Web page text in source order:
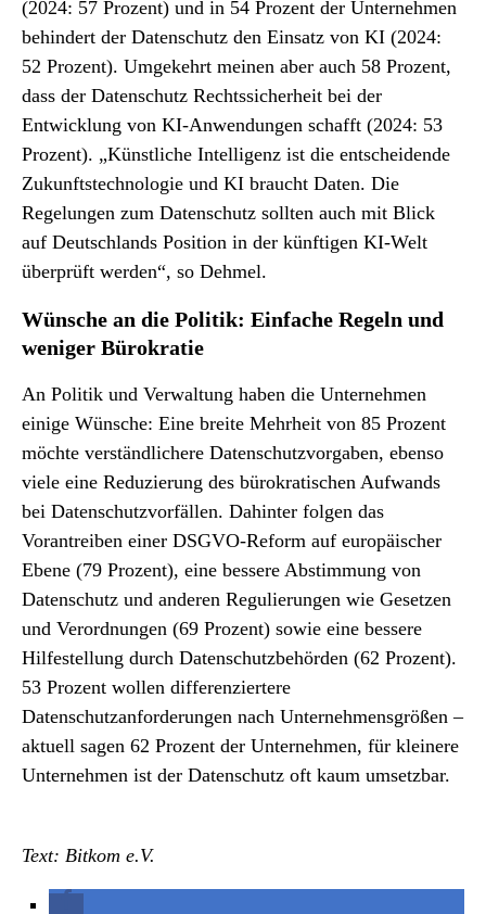
(2024: 57 Prozent) und in 54 Prozent der Unternehmen
behindert der Datenschutz den Einsatz von KI (2024:
52 Prozent). Umgekehrt meinen aber auch 58 Prozent,
dass der Datenschutz Rechtssicherheit bei der
Entwicklung von KI-Anwendungen schafft (2024: 53
Prozent). „Künstliche Intelligenz ist die entscheidende
Zukunftstechnologie und KI braucht Daten. Die
Regelungen zum Datenschutz sollten auch mit Blick
auf Deutschlands Position in der künftigen KI-Welt
überprüft werden“, so Dehmel.
Wünsche an die Politik: Einfache Regeln und
weniger Bürokratie
An Politik und Verwaltung haben die Unternehmen
einige Wünsche: Eine breite Mehrheit von 85 Prozent
möchte verständlichere Datenschutzvorgaben, ebenso
viele eine Reduzierung des bürokratischen Aufwands
bei Datenschutzvorfällen. Dahinter folgen das
Vorantreiben einer DSGVO-Reform auf europäischer
Ebene (79 Prozent), eine bessere Abstimmung von
Datenschutz und anderen Regulierungen wie Gesetzen
und Verordnungen (69 Prozent) sowie eine bessere
Hilfestellung durch Datenschutzbehörden (62 Prozent).
53 Prozent wollen differenziertere
Datenschutzanforderungen nach Unternehmensgrößen –
aktuell sagen 62 Prozent der Unternehmen, für kleinere
Unternehmen ist der Datenschutz oft kaum umsetzbar.
Text: Bitkom e.V.